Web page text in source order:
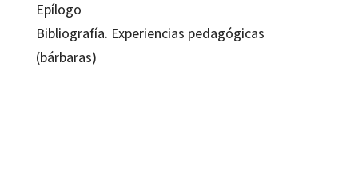
Epílogo
Bibliografía. Experiencias pedagógicas
(bárbaras)